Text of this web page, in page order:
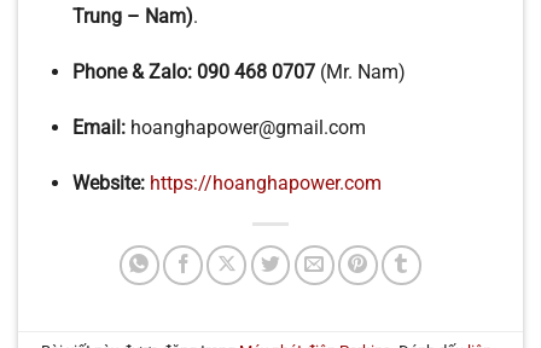
Trung – Nam).
Phone & Zalo: 090 468 0707(Mr. Nam)
Email:hoanghapower@gmail.com
Website: https://hoanghapower.com